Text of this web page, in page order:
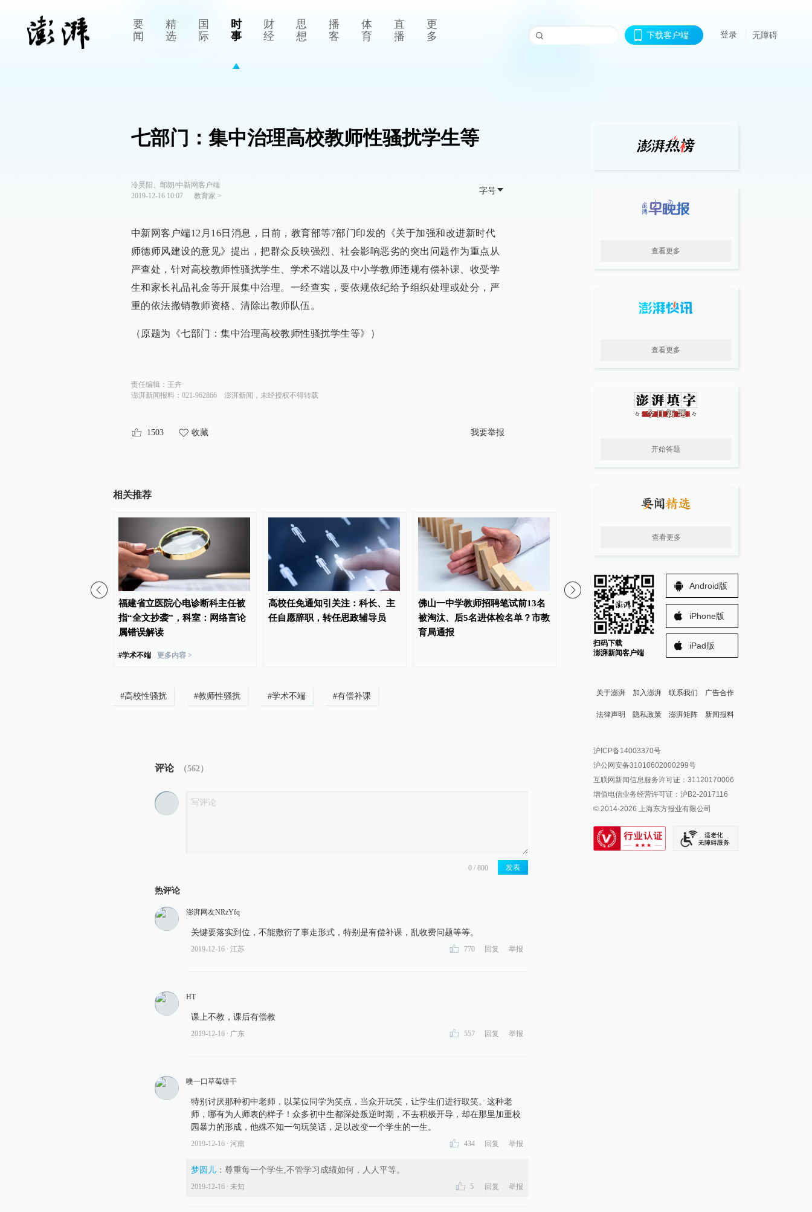
要
闻
精
选
国
际
时
事
财
经
思
想
播
客
体
育
直
播
更
多
下载客户端 登录 无障碍
七部门：集中治理高校教师性骚扰学生等
冷昊阳、郎朗/中新网客户端
2019-12-16 10:07
教育家 >
字号
中新网客户端12月16日消息，日前，教育部等7部门印发的《关于加强和改进新时代
师德师风建设的意见》提出，把群众反映强烈、社会影响恶劣的突出问题作为重点从
严查处，针对高校教师性骚扰学生、学术不端以及中小学教师违规有偿补课、收受学
生和家长礼品礼金等开展集中治理。一经查实，要依规依纪给予组织处理或处分，严
重的依法撤销教师资格、清除出教师队伍。
（原题为《七部门：集中治理高校教师性骚扰学生等》）
责任编辑： 王卉
澎湃新闻报料：021-962866
澎湃新闻，未经授权不得转载
1503 收藏 我要举报
相关推荐
福建省立医院心电诊断科主任被
指“全文抄袭”，科室：网络言论
属错误解读
#学术不端 更多内容 >
高校任免通知引关注：科长、主
任自愿辞职，转任思政辅导员
佛山一中学教师招聘笔试前13名
被淘汰、后5名进体检名单？市教
育局通报
又是北大07级校友！苏炜杰
获“统计学界的诺贝尔奖”
金华市委常委、统战部
已任金华职业技术大学
#高校性骚扰 #教师性骚扰 #学术不端 #有偿补课
评论 （562）
发表
热评论
澎湃网友NRzYfq
关键要落实到位，不能敷衍了事走形式，特别是有偿补课，乱收费问题等等。
2019-12-16 ∙ 江苏 770 回复 举报
HT
课上不教，课后有偿教
2019-12-16 ∙ 广东 557 回复 举报
噢一口草莓饼干
特别讨厌那种初中老师，以某位同学为笑点，当众开玩笑，让学生们进行取笑。这种老
师，哪有为人师表的样子！众多初中生都深处叛逆时期，不去积极开导，却在那里加重校
园暴力的形成，他殊不知一句玩笑话，足以改变一个学生的一生。
2019-12-16 ∙ 河南 434 回复 举报
梦圆儿 ： 尊重每一个学生,不管学习成绩如何，人人平等。
2019-12-16 ∙ 未知 5 回复 举报
查看更多
查看更多
开始答题
查看更多
扫码下载
澎湃新闻客户端
Android版
iPhone版
iPad版
关于澎湃 加入澎湃 联系我们 广告合作
法律声明 隐私政策 澎湃矩阵
澎湃新闻公众号
澎湃新闻抖音号
派生万物开放平台
IP SHANGHAI
SIXTH TONE
新闻报料
报料邮箱: news@thepaper.cn
沪ICP备14003370号
沪公网安备31010602000299号
互联网新闻信息服务许可证：31120170006
增值电信业务经营许可证：沪B2-2017116
© 2014-2026 上海东方报业有限公司